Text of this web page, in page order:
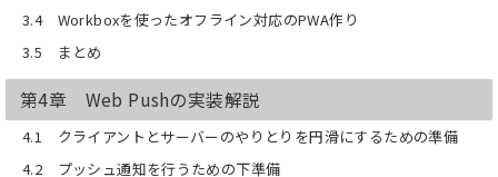
3.4 Workboxを使ったオフライン対応のPWA作り
3.5 まとめ
第4章 Web Pushの実装解説
4.1 クライアントとサーバーのやりとりを円滑にするための準備
4.2 プッシュ通知を行うための下準備